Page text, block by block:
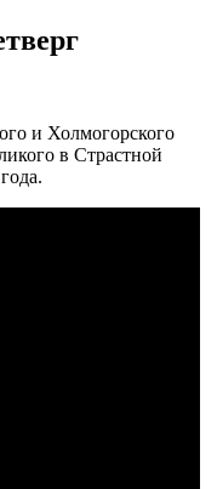
и Холмогорского
в Страстной